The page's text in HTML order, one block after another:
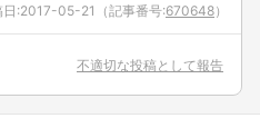
日:2017-05-21 （記事番号:670648）
不適切な投稿として報告